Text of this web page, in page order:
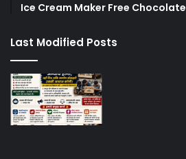
Ice Cream Maker Free Chocolate
Last Modified Posts